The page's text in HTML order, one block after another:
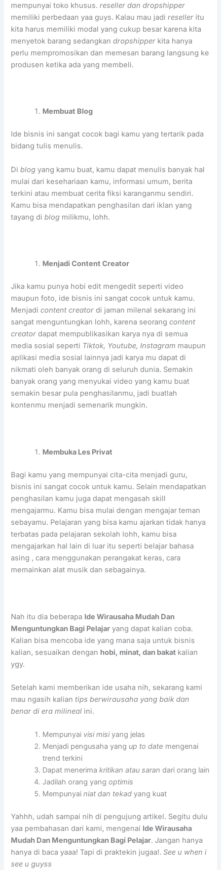
mempunyai toko khusus. reseller dan dropshipper
memiliki perbedaan yaa guys. Kalau mau jadireseller itu
kita harus memiliki modal yang cukup besar karena kita
menyetok barang sedangkandropshipper kita hanya
perlu mempromosikan dan memesan barang langsung ke
produsen ketika ada yang membeli.
Membuat Blog
Ide bisnis ini sangat cocok bagi kamu yang tertarik pada
bidang tulis menulis.
Diblog yang kamu buat, kamu dapat menulis banyak hal
mulai dari kesehariaan kamu, informasi umum, berita
terkini atau membuat cerita fiksi karanganmu sendiri.
Kamu bisa mendapatkan penghasilan dari iklan yang
tayang diblog milikmu, lohh.
Menjadi Content Creator
Jika kamu punya hobi edit mengedit seperti video
maupun foto, ide bisnis ini sangat cocok untuk kamu.
Menjadicontent creator di jaman milenal sekarang ini
sangat menguntungkan lohh, karena seorangcontent
creator dapat mempublikasikan karya nya di semua
media sosial seperti Tiktok, Youtube, Instagram maupun
aplikasi media sosial lainnya jadi karya mu dapat di
nikmati oleh banyak orang di seluruh dunia. Semakin
banyak orang yang menyukai video yang kamu buat
semakin besar pula penghasilanmu, jadi buatlah
kontenmu menjadi semenarik mungkin.
Membuka Les Privat
Bagi kamu yang mempunyai cita-cita menjadi guru,
bisnis ini sangat cocok untuk kamu. Selain mendapatkan
penghasilan kamu juga dapat mengasah skill
mengajarmu. Kamu bisa mulai dengan mengajar teman
sebayamu. Pelajaran yang bisa kamu ajarkan tidak hanya
terbatas pada pelajaran sekolah lohh, kamu bisa
mengajarkan hal lain di luar itu seperti belajar bahasa
asing , cara menggunakan perangakat keras, cara
memainkan alat musik dan sebagainya.
Nah itu dia beberapa Ide Wirausaha Mudah Dan
Menguntungkan Bagi Pelajar yang dapat kalian coba.
Kalian bisa mencoba ide yang mana saja untuk bisnis
kalian, sesuaikan dengan hobi, minat, dan bakat kalian
ygy.
Setelah kami memberikan ide usaha nih, sekarang kami
mau ngasih kaliantips berwirausaha yang baik dan
benar di era milineal ini.
Mempunyai visi misiyang jelas
Menjadi pengusaha yang up to date mengenai
trend terkini
Dapat menerimakritikan atau saran dari orang lain
Jadilah orang yangoptimis
Mempunyainiat dan tekad yang kuat
Yahhh, udah sampai nih di pengujung artikel. Segitu dulu
yaa pembahasan dari kami, mengenai Ide Wirausaha
Mudah Dan Menguntungkan Bagi Pelajar. Jangan hanya
hanya di baca yaaa! Tapi di praktekin jugaa!.See u when i
see u guyss